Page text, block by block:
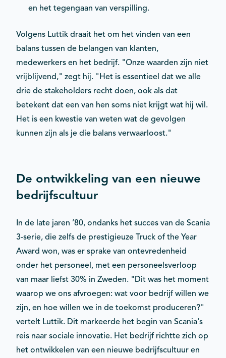
en het tegengaan van verspilling.
Volgens Luttik draait het om het vinden van een
balans tussen de belangen van klanten,
medewerkers en het bedrijf. "Onze waarden zijn niet
vrijblijvend," zegt hij. "Het is essentieel dat we alle
drie de stakeholders recht doen, ook als dat
betekent dat een van hen soms niet krijgt wat hij wil.
Het is een kwestie van weten wat de gevolgen
kunnen zijn als je die balans verwaarloost."
De ontwikkeling van een nieuwe
bedrijfscultuur
In de late jaren ’80, ondanks het succes van de Scania
3-serie, die zelfs de prestigieuze Truck of the Year
Award won, was er sprake van ontevredenheid
onder het personeel, met een personeelsverloop
van maar liefst 30% in Zweden. "Dit was het moment
waarop we ons afvroegen: wat voor bedrijf willen we
zijn, en hoe willen we in de toekomst produceren?"
vertelt Luttik. Dit markeerde het begin van Scania's
reis naar sociale innovatie. Het bedrijf richtte zich op
het ontwikkelen van een nieuwe bedrijfscultuur en